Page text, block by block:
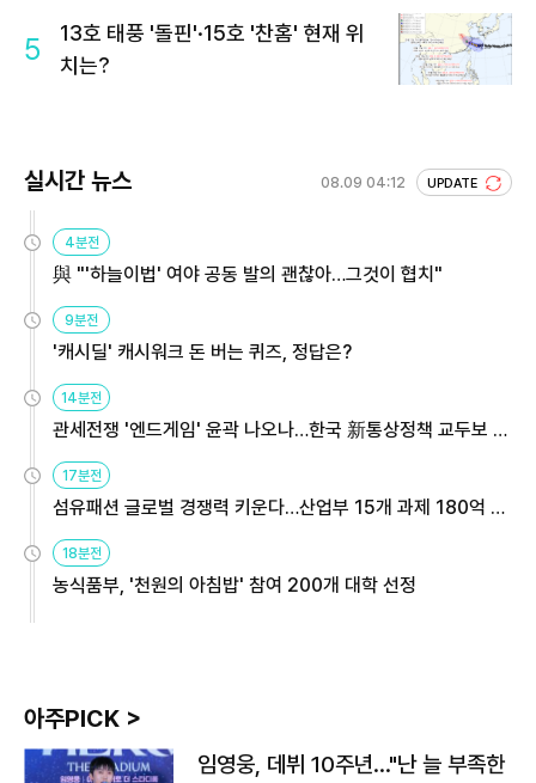
5
13호 태풍 '돌핀'·15호 '찬홈' 현재 위
치는?
실시간 뉴스 08.09 04:12 UPDATE
4분전
與 "'하늘이법' 여야 공동 발의 괜찮아…그것이 협치"
9분전
'캐시딜' 캐시워크 돈 버는 퀴즈, 정답은?
14분전
관세전쟁 '엔드게임' 윤곽 나오나…한국 新통상정책 교두보 활
용해야
17분전
섬유패션 글로벌 경쟁력 키운다…산업부 15개 과제 180억 지
원
18분전
농식품부, '천원의 아침밥' 참여 200개 대학 선정
아주PICK >
임영웅, 데뷔 10주년…"난 늘 부족한